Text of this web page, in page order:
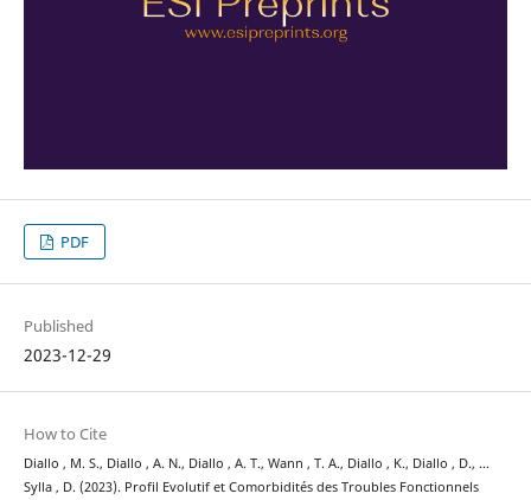
PDF
Published
2023-12-29
How to Cite
Diallo , M. S., Diallo , A. N., Diallo , A. T., Wann , T. A., Diallo , K., Diallo , D., …
Sylla , D. (2023). Profil Evolutif et Comorbidités des Troubles Fonctionnels